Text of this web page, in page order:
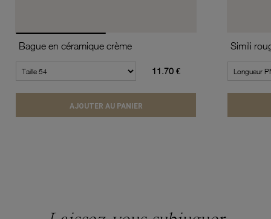
Bague en céramique crème
11.70 €
AJOUTER AU PANIER